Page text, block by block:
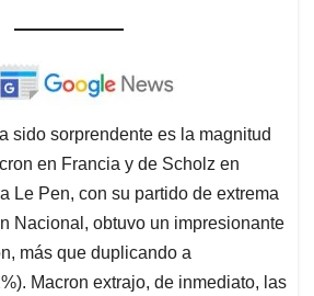
sido sorprendente es la magnitud
en Francia y de Scholz en
Le Pen, con su partido de extrema
Nacional, obtuvo un impresionante
más que duplicando a
Macron extrajo, de inmediato, las